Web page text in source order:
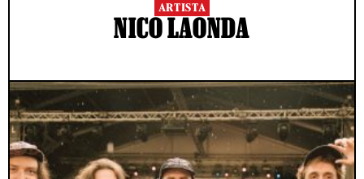
ARTISTA
NICO LAONDA